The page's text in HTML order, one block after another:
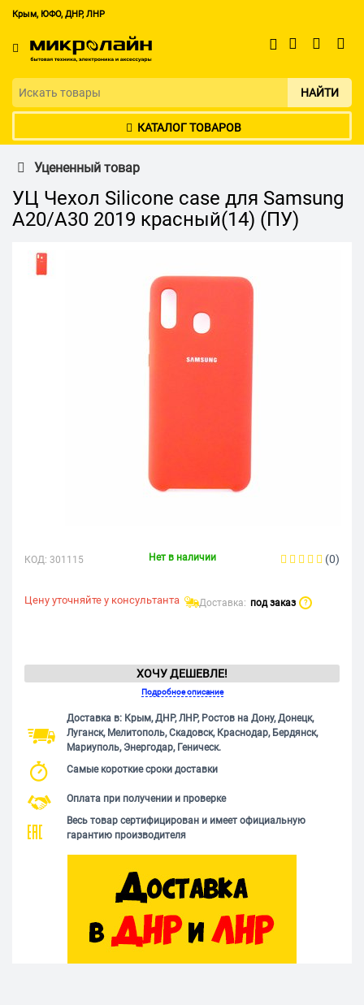
Крым, ЮФО, ДНР, ЛНР
НАЙТИ
КАТАЛОГ ТОВАРОВ
Уцененный товар
УЦ Чехол Silicone case для Samsung
A20/A30 2019 красный(14) (ПУ)
КОД: 301115 Нет в наличии (0)
Цену уточняйте у консультанта Доставка: под заказ ?
ХОЧУ ДЕШЕВЛЕ!
Подробное описание
Доставка в: Крым, ДНР, ЛНР, Ростов на Дону, Донецк,
Луганск, Мелитополь, Скадовск, Краснодар, Бердянск,
Мариуполь, Энергодар, Геническ.
Самые короткие сроки доставки
Оплата при получении и проверке
Весь товар сертифицирован и имеет официальную
гарантию производителя